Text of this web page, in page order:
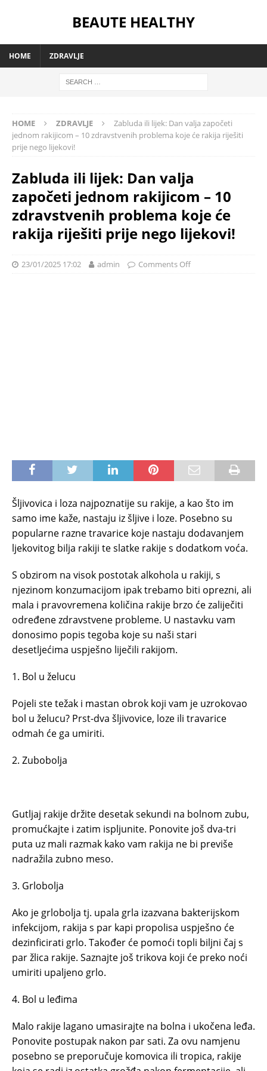
BEAUTE HEALTHY
HOME ZDRAVLJE
HOME ZDRAVLJE
Zabluda ili lijek: Dan valja započeti
jednom rakijicom – 10 zdravstvenih problema koje će rakija riješiti
prije nego lijekovi!
Zabluda ili lijek: Dan valja
započeti jednom rakijicom – 10
zdravstvenih problema koje će
rakija riješiti prije nego lijekovi!
23/01/2025 17:02 admin Comments Off
Šljivovica i loza najpoznatije su rakije, a kao što im
samo ime kaže, nastaju iz šljive i loze. Posebno su
popularne razne travarice koje nastaju dodavanjem
ljekovitog bilja rakiji te slatke rakije s dodatkom voća.
S obzirom na visok postotak alkohola u rakiji, s
njezinom konzumacijom ipak trebamo biti oprezni, ali
mala i pravovremena količina rakije brzo će zaliječiti
određene zdravstvene probleme. U nastavku vam
donosimo popis tegoba koje su naši stari
desetljećima uspješno liječili rakijom.
1. Bol u želucu
Pojeli ste težak i mastan obrok koji vam je uzrokovao
bol u želucu? Prst-dva šljivovice, loze ili travarice
odmah će ga umiriti.
2. Zubobolja
Gutljaj rakije držite desetak sekundi na bolnom zubu,
promućkajte i zatim ispljunite. Ponovite još dva-tri
puta uz mali razmak kako vam rakija ne bi previše
nadražila zubno meso.
3. Grlobolja
Ako je grlobolja tj. upala grla izazvana bakterijskom
infekcijom, rakija s par kapi propolisa uspješno će
dezinficirati grlo. Također će pomoći topli biljni čaj s
par žlica rakije. Saznajte još trikova koji će preko noći
umiriti upaljeno grlo.
4. Bol u leđima
Malo rakije lagano umasirajte na bolna i ukočena leđa.
Ponovite postupak nakon par sati. Za ovu namjenu
posebno se preporučuje komovica ili tropica, rakije